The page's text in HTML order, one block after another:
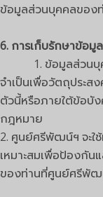
ข้อมูลส่วนบุคคลของ
6. การเก็บรักษาข้อ
1. ข้อมูลส่วน
จำเป็นเพื่อวัตถุประส
ตัวนี้หรือภายใต้ข้อบั
กฎหมาย
2. ศูนย์ศรีพัฒน์ฯ จะใ
เหมาะสมเพื่อป้องกั
ของท่านที่ศูนย์ศรีพัฒ